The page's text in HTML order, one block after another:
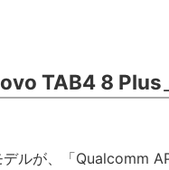
TAB4 8 Plus
デルが、「Qualcomm